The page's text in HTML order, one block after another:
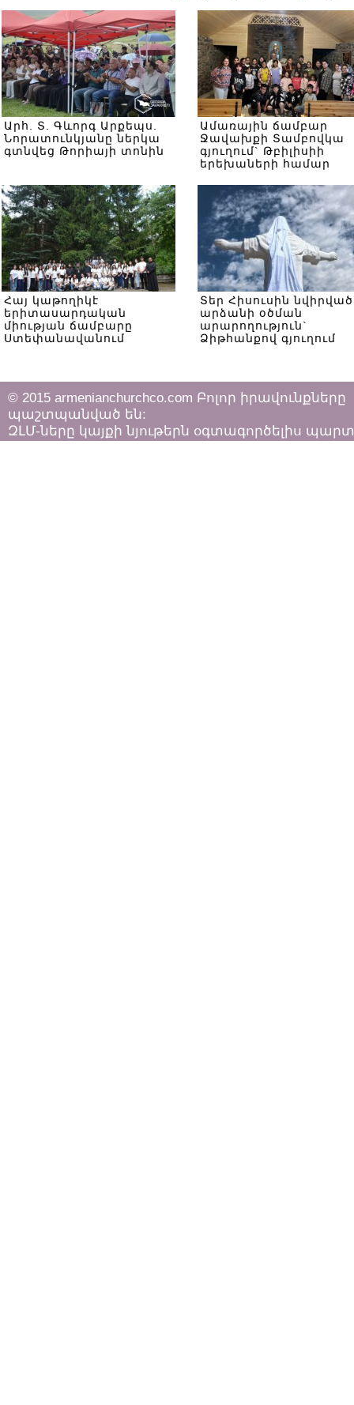
Արհ. Տ. Գևորգ Արքեպս.
Նորատունկյանը ներկա
գտնվեց Թորիայի տոնին
Ամառային ճամբար
Ջավախքի Տամբովկա
գյուղում` Թբիլիսիի
երեխաների համար
Հայ կաթողիկէ
երիտասարդական
միության ճամբարը
Ստեփանավանում
Տեր Հիսուսին նվիրված
արձանի օծման
արարողություն`
Ձիթհանքով գյուղում
© 2015 armenianchurchco.com Բոլոր իրավունքները
պաշտպանված են:
ԶԼՄ-ները կայքի նյութերն օգտագործելիս